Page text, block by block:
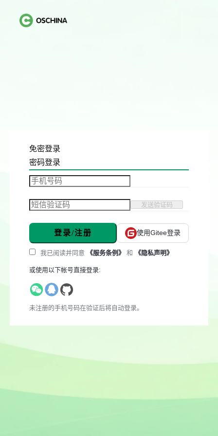
免密登录
密码登录
发送验证码
登录/注册 使用Gitee登录
我已阅读并同意 《服务条例》 和 《隐私声明》
或使用以下帐号直接登录:
未注册的手机号码在验证后将自动登录。